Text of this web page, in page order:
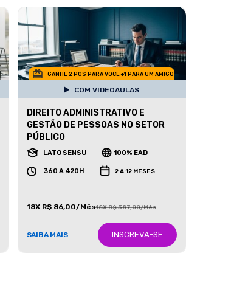
GANHE 2 POS PARA VOCE +1 PARA UM AMIGO
COM VIDEOAULAS
DIREITO ADMINISTRATIVO E
GESTÃO DE PESSOAS NO SETOR
PÚBLICO
LATO SENSU 100% EAD
360 A 420H 2 A 12 MESES
18X R$ 86,00/Mês18X R$ 387,00/Mês
SAIBA MAIS INSCREVA-SE